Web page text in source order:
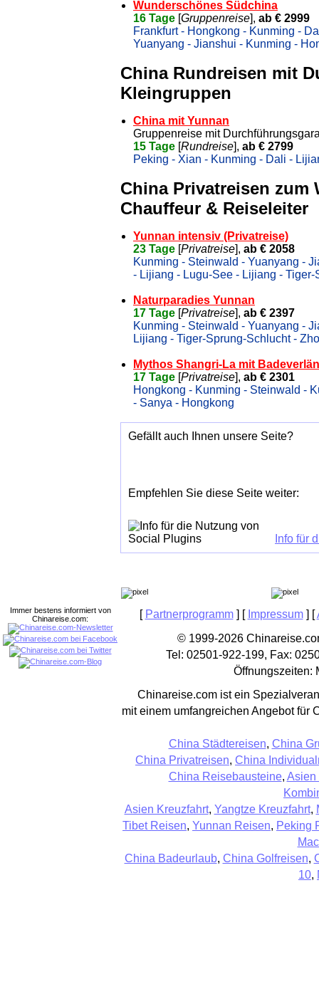
Wunderschönes Südchina
16 Tage [Gruppenreise], ab € 2999
Frankfurt - Hongkong - Kunming -
Yuanyang - Jianshui - Kunming -
China Rundreisen mit
Kleingruppen
China mit Yunnan
Gruppenreise mit
15 Tage [Rundreise], ab € 2799
Peking - Xian - Kunming - Dali -
China Privatreisen zum
Chauffeur & Reiseleiter
Yunnan intensiv (Privatreise)
23 Tage [Privatreise], ab € 2058
Kunming - Steinwald - Yuanyang -
- Lijiang - Lugu-See - Lijiang -
Naturparadies Yunnan
17 Tage [Privatreise], ab € 2397
Kunming - Steinwald - Yuanyang -
Lijiang - Tiger-Sprung-Schlucht -
Mythos Shangri-La mit
17 Tage [Privatreise], ab € 2301
Hongkong - Kunming - Steinwald -
- Sanya - Hongkong
Gefällt auch Ihnen unsere Seite?
Empfehlen Sie diese Seite weiter:
Info für
[ Partnerprogramm] [ Impressum] [
© 1999-2026
Tel: 02501-922-199, Fax:
Öffnungszeiten:
Chinareise.com ist ein
mit einem umfangreichen Angebot für
China Städtereisen, China
China Privatreisen, China
China Reisebausteine, Asien
Asien Kreuzfahrt, Yangtze Kreuzfahrt,
Tibet Reisen, Yunnan Reisen, Peking
China Badeurlaub, China Golfreisen,
10,
Immer bestens informiert von
Chinareise.com: